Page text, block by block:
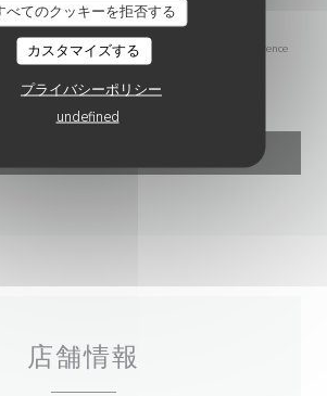
べてのクッキーを拒否する
カスタマイズする
プライバシーポリシー
undefined
regulations, you have the right to opt out of
UK residents can register with the Telephone Preference
your data, please see our
店舗情報